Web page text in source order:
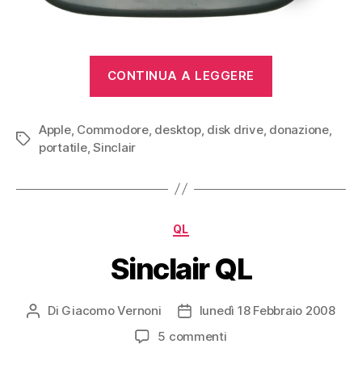
CONTINUA A LEGGERE
febbraio
Tag
Apple, Commodore, desktop, disk drive, donazione,
portatile,Sinclair
Categorie
QL
Sinclair QL
Autore
Di Giacomo Vernoni
Data
dell'articolo
lunedì 18 Febbraio 2008
5 commentisu